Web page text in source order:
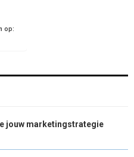
op:
jouw marketingstrategie